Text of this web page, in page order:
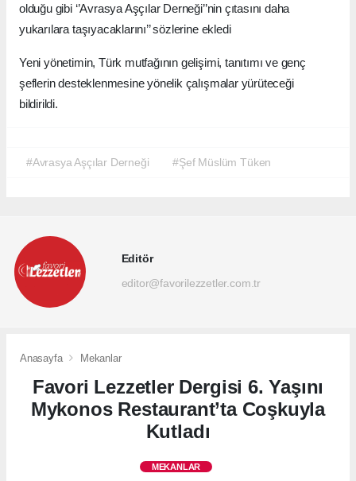
olduğu gibi ‘’Avrasya Aşçılar Derneği’’nin çıtasını daha
yukarılara taşıyacaklarını’’ sözlerine ekledi
Yeni yönetimin, Türk mutfağının gelişimi, tanıtımı ve genç
şeflerin desteklenmesine yönelik çalışmalar yürüteceği
bildirildi.
#Avrasya Aşçılar Derneği #Şef Müslüm Tüken
Editör
editor@favorilezzetler.com.tr
Anasayfa Mekanlar
Favori Lezzetler Dergisi 6. Yaşını
Mykonos Restaurant’ta Coşkuyla
Kutladı
MEKANLAR